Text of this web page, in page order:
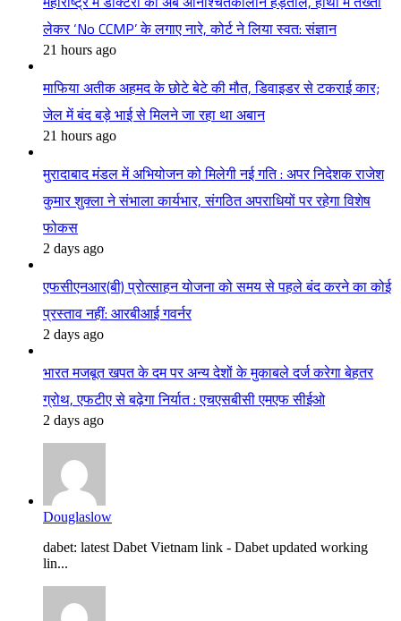
लेकर ‘No CCMP’ के लगाए नारे, कोर्ट ने लिया स्वत: संज्ञान
21 hours ago
माफिया अतीक अहमद के छोटे बेटे की मौत, डिवाइडर से टकराई कार;
जेल में बंद बड़े भाई से मिलने जा रहा था अबान
21 hours ago
मुरादाबाद मंडल में अभियोजन को मिलेगी नई गति : अपर निदेशक राजेश
कुमार शुक्ला ने संभाला कार्यभार, संगठित अपराधियों पर रहेगा विशेष
फोकस
2 days ago
एफसीएनआर(बी) प्रोत्साहन योजना को समय से पहले बंद करने का कोई
प्रस्ताव नहीं: आरबीआई गवर्नर
2 days ago
भारत मजबूत खपत के दम पर अन्य देशों के मुकाबले दर्ज करेगा बेहतर
ग्रोथ, एफटीए से बढ़ेगा निर्यात : एचएसबीसी एमएफ सीईओ
2 days ago
Douglaslow
dabet: latest Dabet Vietnam link - Dabet updated working
lin...